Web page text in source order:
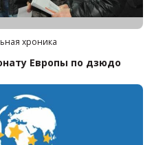
хроника
Европы по дзюдо